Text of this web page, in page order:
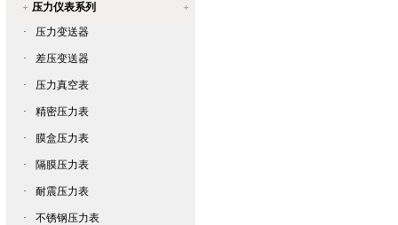
压力仪表系列
·
压力变送器
· 差压变送器
· 压力真空表
· 精密压力表
· 膜盒压力表
· 隔膜压力表
· 耐震压力表
· 不锈钢压力表